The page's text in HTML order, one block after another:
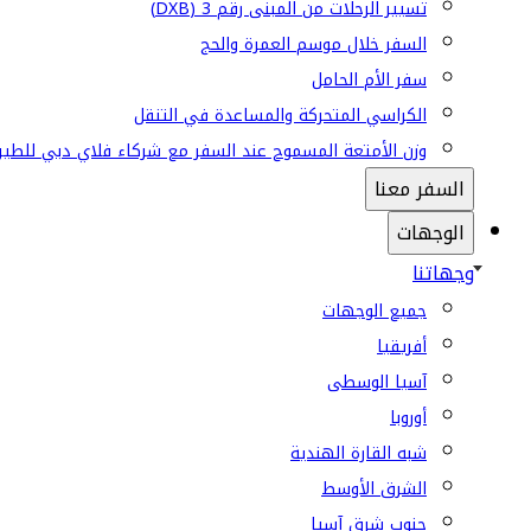
تسيير الرحلات من المبنى رقم 3 (DXB)
السفر خلال موسم العمرة والحج
سفر الأم الحامل
الكراسي المتحركة والمساعدة في التنقل
وزن الأمتعة المسموح عند السفر مع شركاء فلاي دبي
السفر معنا
الوجهات
وجهاتنا
جميع الوجهات
أفريقيا
آسيا الوسطى
أوروبا
شبه القارة الهندية
الشرق الأوسط
جنوب شرق آسيا